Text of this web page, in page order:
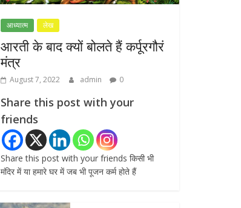
प्रदर्शनकारियों को राहत
आध्यात्म लेख
आरती के बाद क्यों बोलते हैं कर्पूरगौरं
मंत्र
August 7, 2022 admin 0
Share this post with your
friends
Share this post with your friends किसी भी
मंदिर में या हमारे घर में जब भी पूजन कर्म होते हैं